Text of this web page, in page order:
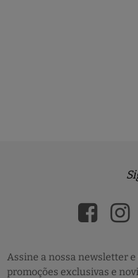
Assine a nossa newsletter
promoções exclusivas e